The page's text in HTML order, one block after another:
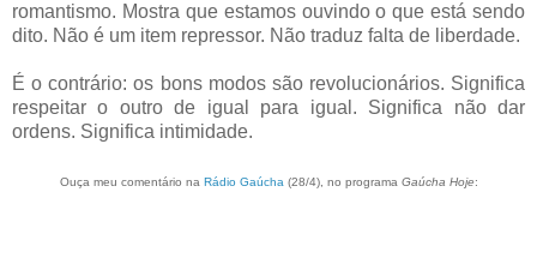
romantismo. Mostra que estamos ouvindo o que está sendo
dito. Não é um item repressor. Não traduz falta de liberdade.
É o contrário: os bons modos são revolucionários. Significa
respeitar o outro de igual para igual. Significa não dar
ordens. Significa intimidade.
Ouça meu comentário na Rádio Gaúcha (28/4), no programa Gaúcha Hoje: